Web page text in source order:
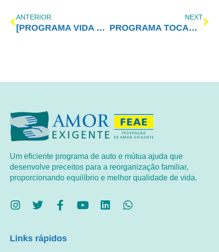
ANTERIOR
[PROGRAMA VIDA MELHOR – REDEVIDA] – 11/07/2016
NEXT
PROGRAMA TOCANDO EM FRENTE FAMÍLIA COM AE (16/07)
Um eficiente programa de auto e mútua ajuda que
desenvolve preceitos para a reorganização familiar,
proporcionando equilíbrio e melhor qualidade de vida.
Links rápidos